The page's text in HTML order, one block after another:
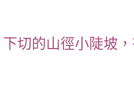
切的山徑小陡坡，